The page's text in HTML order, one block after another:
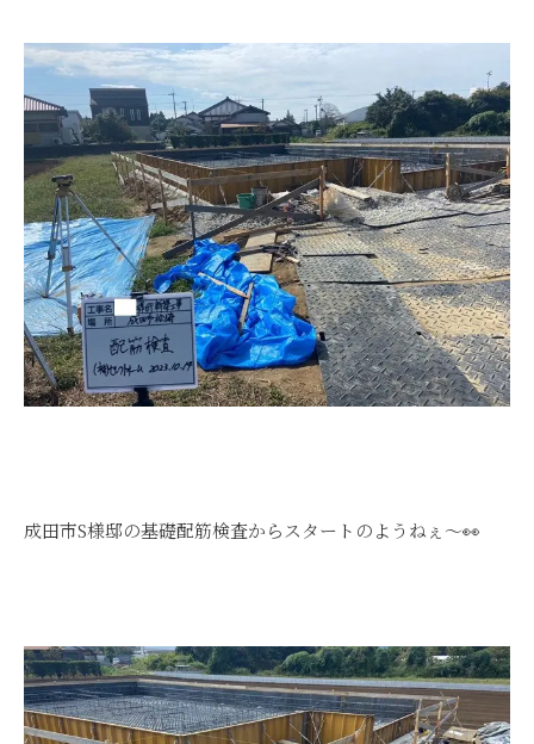
成田市S様邸の基礎配筋検査からスタートのようねぇ～👀